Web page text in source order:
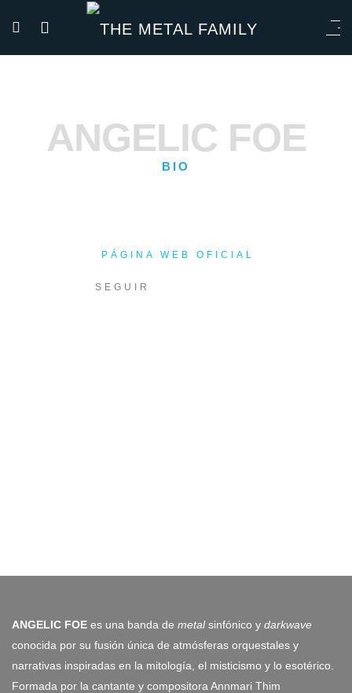
ANGELIC FOE
BIO
PÁGINA WEB OFICIAL
SEGUIR
ANGELIC FOE es una banda de metalsinfónico y darkwave
conocida por su fusión única de atmósferas orquestales y
narrativas inspiradas en la mitología, el misticismo y lo esotérico.
Formada por la cantante y compositora Annmari Thim